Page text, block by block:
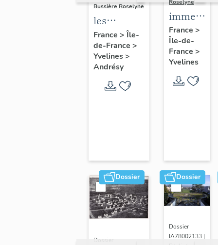
Bussière Roselyne
les
immeubles,
maisons et
fermes du
canton
d'Andrésy
France > Île-
de-France >
Yvelines>
Andrésy
Roselyne
maisons,
fermes
France >
Île-de-
France >
Yvelines
Dossier
Dossier
Dossier
Dossier
IA78002133 |